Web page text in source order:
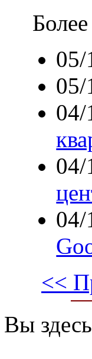
05/
05/
04/
04/
04/
<<
Вы